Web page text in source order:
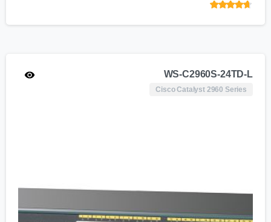
4.55
WS-C2960S-24TD-L
Cisco Catalyst 2960 Series